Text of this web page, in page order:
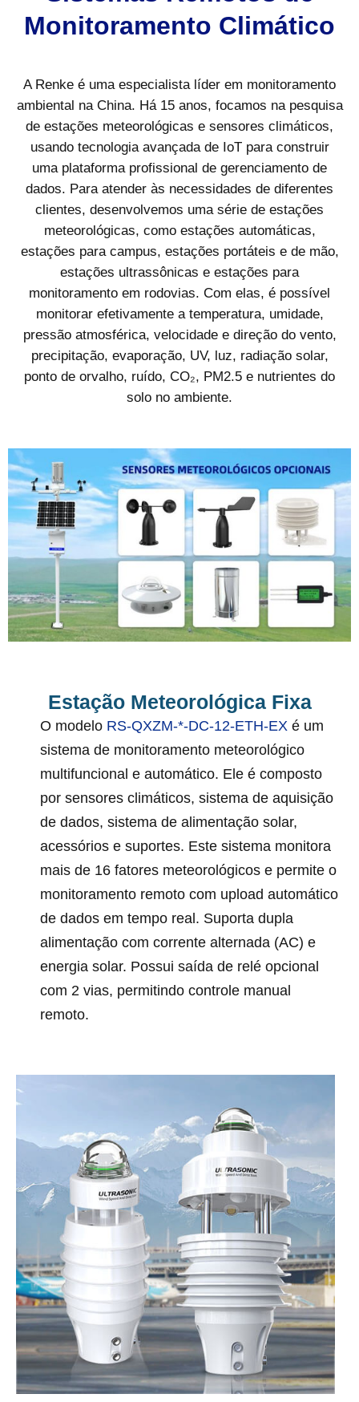
Monitoramento Climático
A Renke é uma especialista líder em monitoramento
ambiental na China. Há 15 anos, focamos na pesquisa
de estações meteorológicas e sensores climáticos,
usando tecnologia avançada de IoT para construir
uma plataforma profissional de gerenciamento de
dados. Para atender às necessidades de diferentes
clientes, desenvolvemos uma série de estações
meteorológicas, como estações automáticas,
estações para campus, estações portáteis e de mão,
estações ultrassônicas e estações para
monitoramento em rodovias. Com elas, é possível
monitorar efetivamente a temperatura, umidade,
pressão atmosférica, velocidade e direção do vento,
precipitação, evaporação, UV, luz, radiação solar,
ponto de orvalho, ruído, CO₂, PM2.5 e nutrientes do
solo no ambiente.
Estação Meteorológica Fixa
O modelo RS-QXZM-*-DC-12-ETH-EX é um
sistema de monitoramento meteorológico
multifuncional e automático. Ele é composto
por sensores climáticos, sistema de aquisição
de dados, sistema de alimentação solar,
acessórios e suportes. Este sistema monitora
mais de 16 fatores meteorológicos e permite o
monitoramento remoto com upload automático
de dados em tempo real. Suporta dupla
alimentação com corrente alternada (AC) e
energia solar. Possui saída de relé opcional
com 2 vias, permitindo controle manual
remoto.